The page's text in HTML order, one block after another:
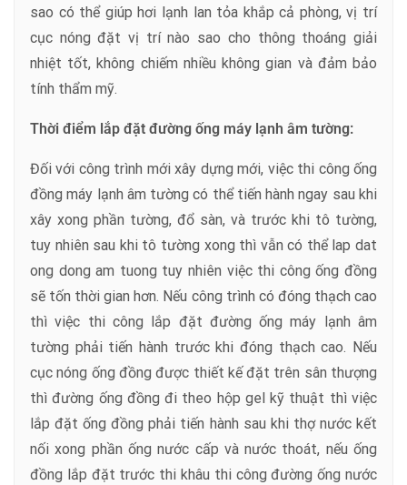
sao có thể giúp hơi lạnh lan tỏa khắp cả phòng, vị trí
cục nóng đặt vị trí nào sao cho thông thoáng giải
nhiệt tốt, không chiếm nhiều không gian và đảm bảo
tính thẩm mỹ.
Thời điểm lắp đặt đường ống máy lạnh âm tường:
Đối với công trình mới xây dựng mới, việc thi công ống
đồng máy lạnh âm tường có thể tiến hành ngay sau khi
xây xong phần tường, đổ sàn, và trước khi tô tường,
tuy nhiên sau khi tô tường xong thì vẫn có thể lap dat
ong dong am tuong tuy nhiên việc thi công ống đồng
sẽ tốn thời gian hơn. Nếu công trình có đóng thạch cao
thì việc thi công lắp đặt đường ống máy lạnh âm
tường phải tiến hành trước khi đóng thạch cao. Nếu
cục nóng ống đồng được thiết kế đặt trên sân thượng
thì đường ống đồng đi theo hộp gel kỹ thuật thì việc
lắp đặt ống đồng phải tiến hành sau khi thợ nước kết
nối xong phần ống nước cấp và nước thoát, nếu ống
đồng lắp đặt trước thi khâu thi công đường ống nước